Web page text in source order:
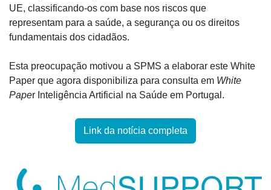
UE, classificando-os com base nos riscos que
representam para a saúde, a segurança ou os direitos
fundamentais dos cidadãos.
Esta preocupação motivou a SPMS a elaborar este White
Paper que agora disponibiliza para consulta em White
Paper Inteligência Artificial na Saúde em Portugal.
Link da notícia completa